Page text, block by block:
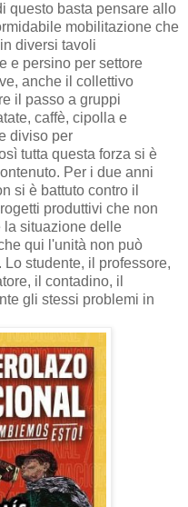
questo basta pensare allo
mobilitazione che
diversi tavoli
e persino per settore
anche il collettivo
il passo a gruppi
caffè, cipolla e
diviso per
tutta questa forza si è
Per i due anni
si è battuto contro il
produttivi che non
la situazione delle
qui l'unità non può
studente, il professore,
il contadino, il
gli stessi problemi in